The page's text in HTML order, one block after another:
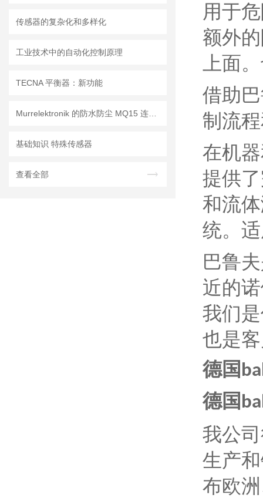
传感器的复杂化和多样化
工业技术中的自动化控制原理
TECNA 平衡器：新功能
基础知识 特殊传感器
查看全部
用于
额外
上面
借助
制流
在机
提供
和流
统。
巴鲁
近的
我们
也是
德国
德国
我公
生产
布欧